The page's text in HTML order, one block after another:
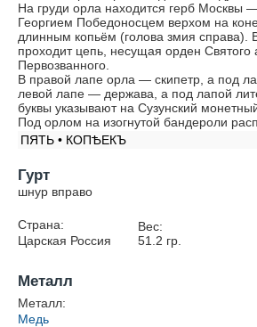
На груди орла находится герб Москвы
Георгием Победоносцем верхом на
длинным копьём (голова змия справа).
проходит цепь, несущая орден Святого
Первозванного.
В правой лапе орла — скипетр, а под
левой лапе — держава, а под лапой
буквы указывают на Сузунский
Под орлом на изогнутой бандероли
ПЯТЬ • КОПѢЕКЪ
Гурт
шнур вправо
Страна:
Царская Россия
Вес:
51.2 гр.
Металл
Металл:
Медь